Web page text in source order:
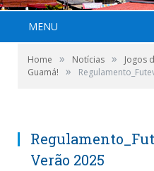
MENU
Home » Notícias »
Jogos
Guamá!
»
Verão 2025